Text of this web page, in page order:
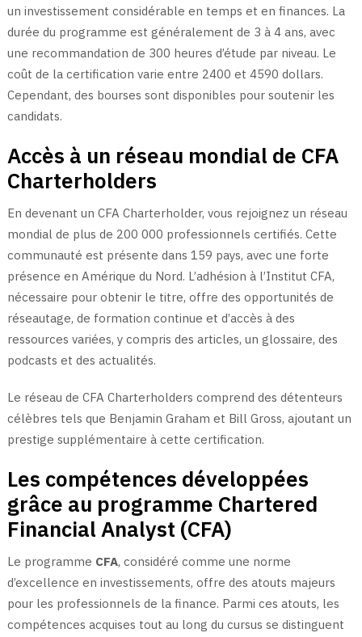
un investissement considérable en temps et en finances. La
durée du programme est généralement de 3 à 4 ans, avec
une recommandation de 300 heures d’étude par niveau. Le
coût de la certification varie entre 2400 et 4590 dollars.
Cependant, des bourses sont disponibles pour soutenir les
candidats.
Accès à un réseau mondial de CFA
Charterholders
En devenant un CFA Charterholder, vous rejoignez un réseau
mondial de plus de 200 000 professionnels certifiés. Cette
communauté est présente dans 159 pays, avec une forte
présence en Amérique du Nord. L’adhésion à l’Institut CFA,
nécessaire pour obtenir le titre, offre des opportunités de
réseautage, de formation continue et d’accès à des
ressources variées, y compris des articles, un glossaire, des
podcasts et des actualités.
Le réseau de CFA Charterholders comprend des détenteurs
célèbres tels que Benjamin Graham et Bill Gross, ajoutant un
prestige supplémentaire à cette certification.
Les compétences développées
grâce au programme Chartered
Financial Analyst (CFA)
Le programme CFA, considéré comme une norme
d’excellence en investissements, offre des atouts majeurs
pour les professionnels de la finance. Parmi ces atouts, les
compétences acquises tout au long du cursus se distinguent